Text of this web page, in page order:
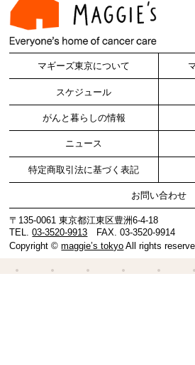
マギーズ東京について
スケジュール
がんと暮らしの情報
ニュース
特定商取引法に基づく表記
お問い合わせ
〒135-0061 東京都江東区豊洲6-4-18
TEL.03-3520-9913 FAX. 03-3520-9914
Copyright ©maggie’s tokyo All rights